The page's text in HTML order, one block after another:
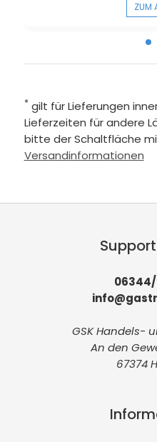
ZUM
* gilt für Lieferungen
Lieferzeiten für andere
bitte der Schaltfläche
Versandinformationen
GSK Handels-
An den
67374